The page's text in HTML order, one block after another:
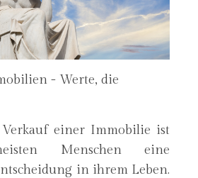
- Werte, die
einer Immobilie ist
Menschen eine
in ihrem Leben.